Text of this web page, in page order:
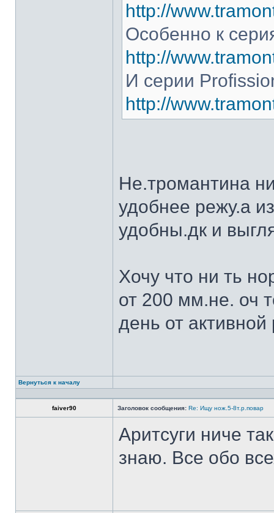
http://
Особенно к
http://
И серии
http://
Не.тромантина
удобнее режу.а
удобны.дк и
Хочу что ни ть
от 200 мм.не. оч
день от
Вернуться к началу
faiver90 Заголовок сообщения: Re: Ищу нож.5-8т.р.повар
Аритсуги ниче
знаю. Все обо